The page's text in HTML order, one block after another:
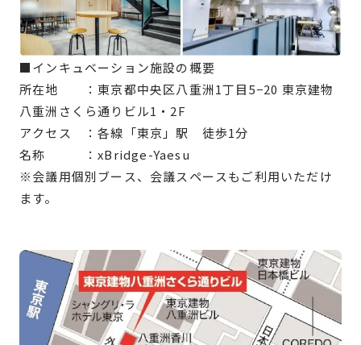
■インキュベーション施設の概要
所在地 ：東京都中央区八重洲1丁目5−20 東京建物
八重洲さくら通りビル1・2F
アクセス ：各線「東京」駅 徒歩1分
名称 ：xBridge-Yaesu
※会議用個別ブース、会議スペースもご利用いただけ
ます。